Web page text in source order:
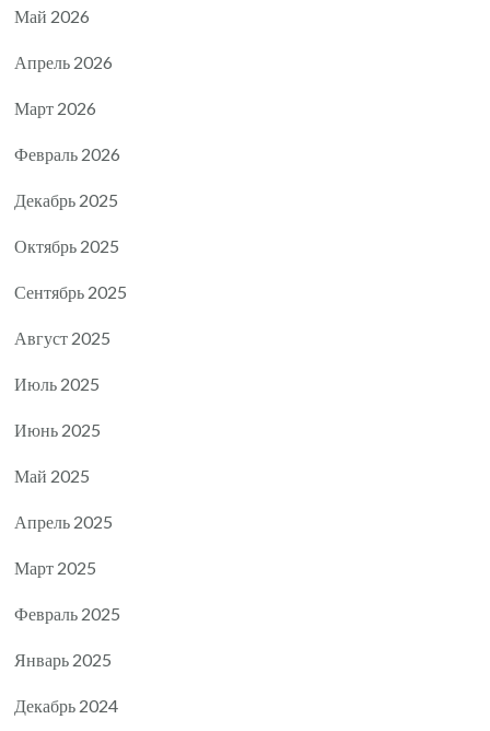
Май 2026
Апрель 2026
Март 2026
Февраль 2026
Декабрь 2025
Октябрь 2025
Сентябрь 2025
Август 2025
Июль 2025
Июнь 2025
Май 2025
Апрель 2025
Март 2025
Февраль 2025
Январь 2025
Декабрь 2024